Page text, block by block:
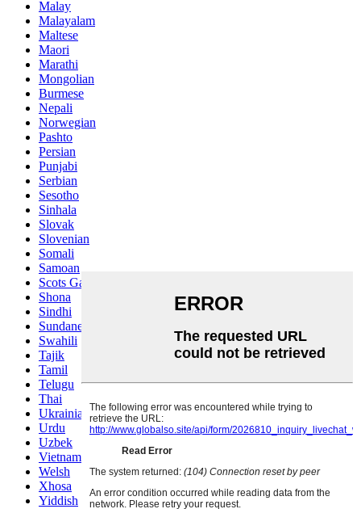
Malay
Malayalam
Maltese
Maori
Marathi
Mongolian
Burmese
Nepali
Norwegian
Pashto
Persian
Punjabi
Serbian
Sesotho
Sinhala
Slovak
Slovenian
Somali
Samoan
Scots Gaelic
Shona
Sindhi
Sundanese
Swahili
Tajik
Tamil
Telugu
Thai
Ukrainian
Urdu
Uzbek
Vietnamese
Welsh
Xhosa
Yiddish